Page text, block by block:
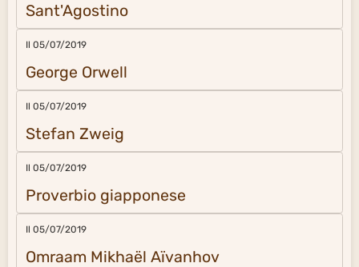
Sant'Agostino
Il 05/07/2019
George Orwell
Il 05/07/2019
Stefan Zweig
Il 05/07/2019
Proverbio giapponese
Il 05/07/2019
Omraam Mikhaël Aïvanhov